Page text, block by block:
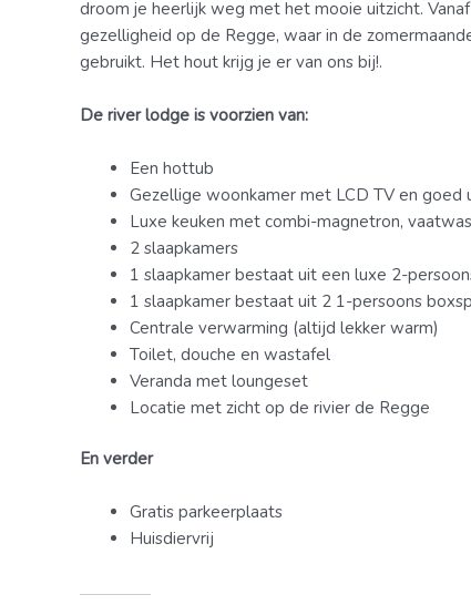
droom je heerlijk weg met het mooie uitzicht.
gezelligheid op de Regge, waar in de
gebruikt. Het hout krijg je er van ons bij!.
De river lodge is voorzien van:
Een hottub
Gezellige woonkamer met LCD TV en goed
Luxe keuken met combi-magnetron,
2 slaapkamers
1 slaapkamer bestaat uit een luxe 2-
1 slaapkamer bestaat uit 2 1-persoons
Centrale verwarming (altijd lekker warm)
Toilet, douche en wastafel
Veranda met loungeset
Locatie met zicht op de rivier de Regge
En verder
Gratis parkeerplaats
Huisdiervrij